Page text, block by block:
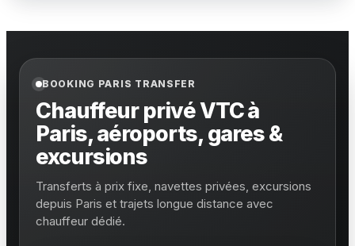
BOOKING PARIS TRANSFER
Chauffeur privé VTC à
Paris, aéroports, gares &
excursions
Transferts à prix fixe, navettes privées, excursions
depuis Paris et trajets longue distance avec
chauffeur dédié.